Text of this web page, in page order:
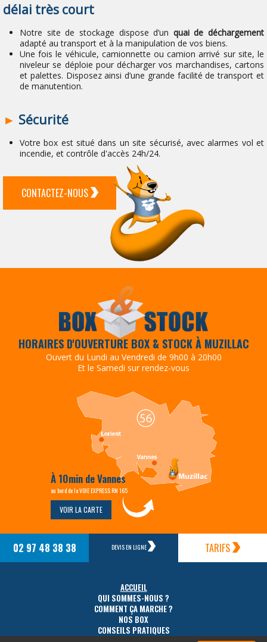
délai très court
Notre site de stockage dispose d’un quai de déchargement
adapté au transport et à la manipulation de vos biens.
Une fois le véhicule, camionnette ou camion arrivé sur site, le
niveleur se déploie pour décharger vos marchandises, cartons
et palettes. Disposez ainsi d’une grande facilité de transport et
de manutention.
► Sécurité
Votre box est situé dans un site sécurisé, avec alarmes vol et
incendie, et contrôle d'accès 24h/24.
CONTACTEZ-NOUS
02 97 48 38 38 DEVIS EN LIGNE TARIFS
HORAIRES D'OUVERTURE BOX & STOCK À MUZILLAC
Ouvert du Lundi au Vendredi de 9h00 à 20h00
Et le Samedi sur rendez-vous
À 10min de Vannes
au bord de la VOIE EXPRESS RN 165
VOIR LA CARTE
ACCUEIL
QUI SOMMES-NOUS ?
COMMENT ÇA MARCHE ?
NOS BOX
CONSEILS PRATIQUES